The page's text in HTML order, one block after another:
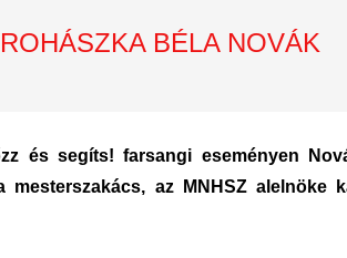
BÉLA NOVÁK
és segíts! farsangi eseményen
mesterszakács, az MNHSZ alelnöke